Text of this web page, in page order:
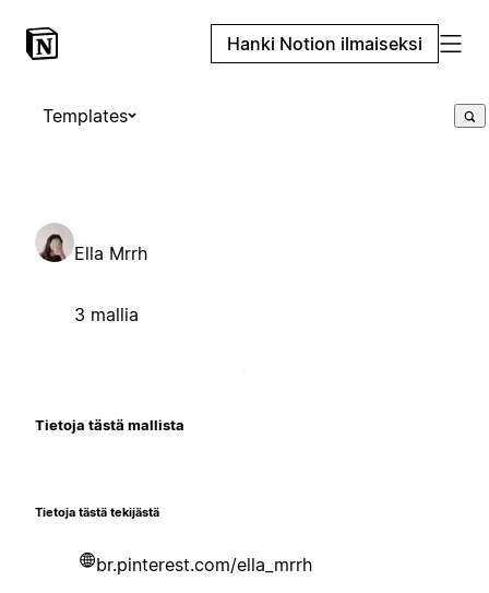
Hanki Notion ilmaiseksi
Templates
Ella Mrrh
3 mallia
Tietoja tästä mallista
Tietoja tästä tekijästä
br.pinterest.com/ella_mrrh